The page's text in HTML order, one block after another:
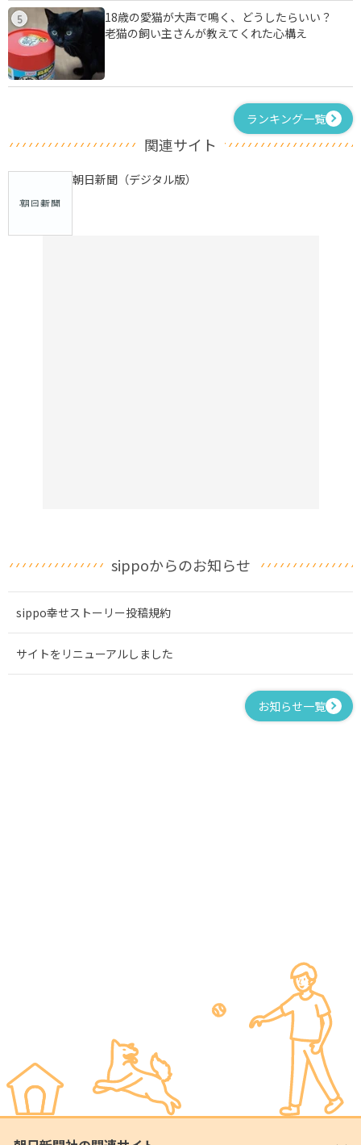
5
18歳の愛猫が大声で鳴く、どうしたらいい？
老猫の飼い主さんが教えてくれた心構え
ランキング一覧
関連サイト
朝日新聞（デジタル版）
sippoからのお知らせ
sippo幸せストーリー投稿規約
サイトをリニューアルしました
お知らせ一覧